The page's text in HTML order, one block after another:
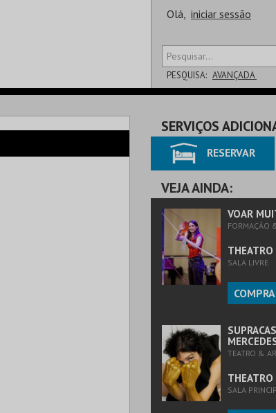
Olá, iniciar sessão
PESQUISA: AVANÇADA
SALA
SERVIÇOS
RESERVAR
VEJA AINDA:
VOAR
FORMAÇÃO
THEATRO
SALA LIVRE
TEATRO &
THEATRO
SALA